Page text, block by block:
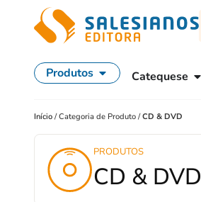
Produtos Catequese
Início /Categoria de Produto /CD & DVD
PRODUTOS
CD & DVD